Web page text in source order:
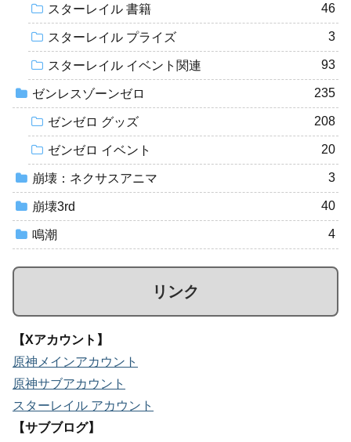
スターレイル 書籍 46
スターレイル プライズ 3
スターレイル イベント関連 93
ゼンレスゾーンゼロ 235
ゼンゼロ グッズ 208
ゼンゼロ イベント 20
崩壊：ネクサスアニマ 3
崩壊3rd 40
鳴潮 4
リンク
【Xアカウント】
原神メインアカウント
原神サブアカウント
スターレイル アカウント
【サブブログ】